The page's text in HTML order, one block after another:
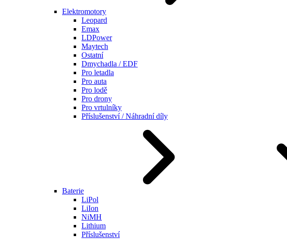
Elektromotory
Leopard
Emax
LDPower
Maytech
Ostatní
Dmychadla / EDF
Pro letadla
Pro auta
Pro lodě
Pro drony
Pro vrtulníky
Příslušenství / Náhradní díly
Baterie
LiPol
LiIon
NiMH
Lithium
Příslušenství